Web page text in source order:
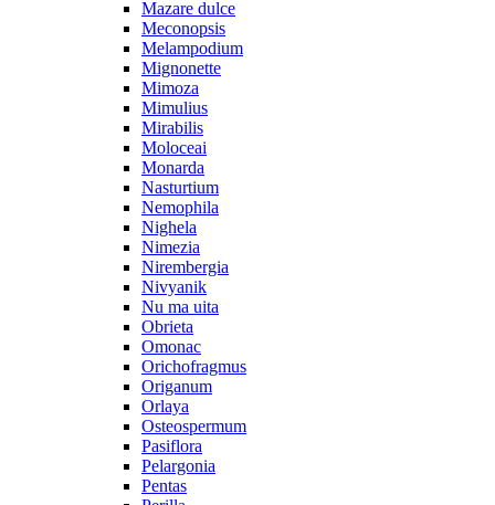
Mazare dulce
Meconopsis
Melampodium
Mignonette
Mimoza
Mimulius
Mirabilis
Moloceai
Monarda
Nasturtium
Nemophila
Nighela
Nimezia
Nirembergia
Nivyanik
Nu ma uita
Obrieta
Omonac
Orichofragmus
Origanum
Orlaya
Osteospermum
Pasiflora
Pelargonia
Pentas